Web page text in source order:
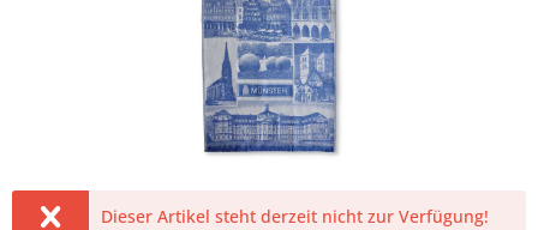
Dieser Artikel steht derzeit nicht zur Verfügung!